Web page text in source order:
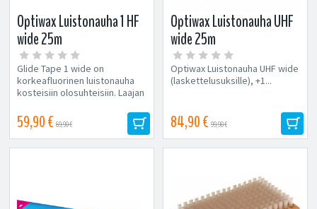
Optiwax Luistonauha 1 HF
wide 25m
(laskettelusuksille),
+5...-10°C
Glide Tape 1 wide on
korkeafluorinen luistonauha
kosteisiin olosuhteisiin. Laajan
59,90 € 69,90 €
Optiwax Luistonauha UHF
wide 25m
(laskettelusuksille),
+1...-20°C
Optiwax Luistonauha UHF wide
(laskettelusuksille), +1...
84,90 € 99,90 €